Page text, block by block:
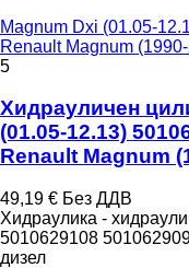
Magnum Dxi (01.05-
Renault Magnum
5
Хидрауличен
(01.05-12.13)
Renault Magnum
49,19 € Без ДДВ
Хидраулика -
5010629108
дизел